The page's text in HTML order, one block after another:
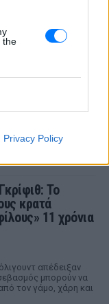
the
Privacy Policy
να
της
Το
κρατά
11 χρόνια
απέδειξαν
μπορούν να
τον γάμο, χάρη και